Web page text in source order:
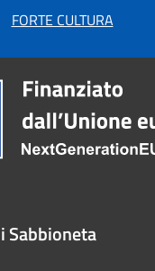
FORTE CULTURA
Sabbioneta